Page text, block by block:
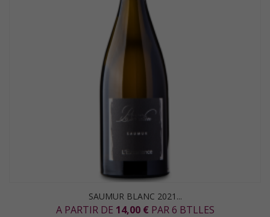
SAUMUR BLANC 2021...
A PARTIR DE 14,00 € PAR 6 BTLLES